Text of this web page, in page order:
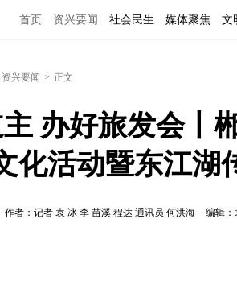
首页 资兴要闻 社会民生 媒体聚焦 文
资兴要闻 > 正文
办好旅发会丨
化活动暨东江湖
作者：记者 袁 冰 李 苗溪 程达 通讯员 何洪海 编辑